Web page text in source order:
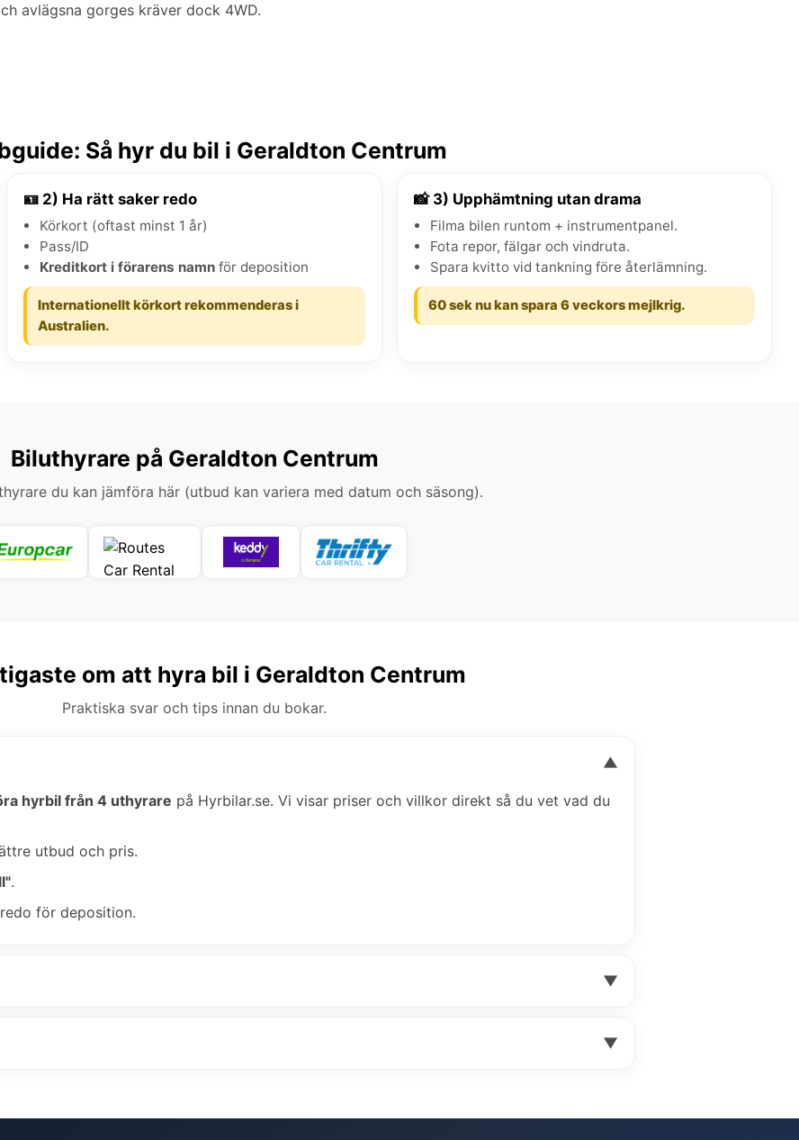
avlägsna gorges kräver dock 4WD.
Så hyr du bil i Geraldton Centrum
🪪 2) Ha rätt saker redo
Körkort (oftast minst 1 år)
Pass/ID
Kreditkort i förarens namn för deposition
Internationellt körkort rekommenderas i
Australien.
📸 3) Upphämtning utan drama
Filma bilen runtom + instrumentpanel.
Fota repor, fälgar och vindruta.
Spara kvitto vid tankning före återlämning.
60 sek nu kan spara 6 veckors mejlkrig.
Biluthyrare på Geraldton Centrum
du kan jämföra här (utbud kan variera med datum och säsong).
om att hyra bil i Geraldton Centrum
Praktiska svar och tips innan du bokar.
▼
hyrbil från 4 uthyrare på Hyrbilar.se. Vi visar priser och villkor direkt så du vet vad du
utbud och pris.
.
redo för deposition.
▼
▼